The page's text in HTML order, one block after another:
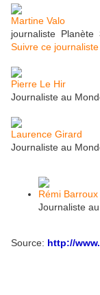
Martine Valo
journaliste Planète
Suivre ce
Pierre Le Hir
Journaliste au
Laurence Girard
Journaliste au
Rémi Barroux
Journaliste
Source: http://